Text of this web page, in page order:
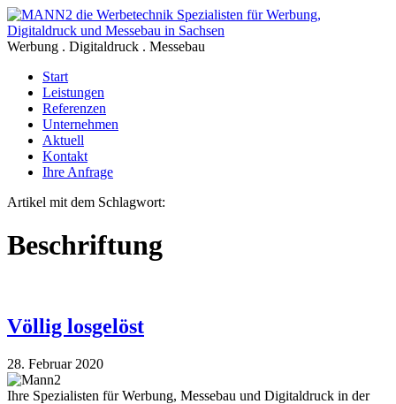
Werbung . Digitaldruck . Messebau
Start
Leistungen
Referenzen
Unternehmen
Aktuell
Kontakt
Ihre Anfrage
Artikel mit dem Schlagwort:
Beschriftung
Völlig losgelöst
28. Februar 2020
Ihre Spezialisten für Werbung, Messebau und Digitaldruck in der